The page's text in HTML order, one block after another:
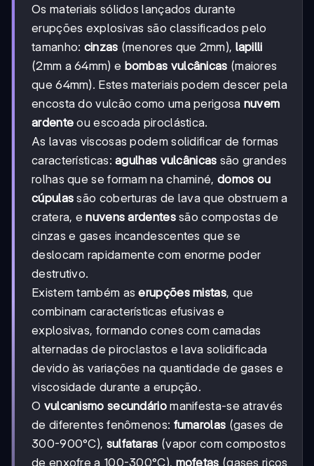
Os materiais sólidos lançados durante
erupções explosivas são classificados pelo
tamanho: cinzas (menores que 2mm), lapilli
(2mm a 64mm) e bombas vulcânicas (maiores
que 64mm). Estes materiais podem descer pela
encosta do vulcão como uma perigosa nuvem
ardente ou escoada piroclástica.
As lavas viscosas podem solidificar de formas
características:agulhas vulcânicas são grandes
rolhas que se formam na chaminé, domos ou
cúpulas são coberturas de lava que obstruem a
cratera, enuvens ardentessão compostas de
cinzas e gases incandescentes que se
deslocam rapidamente com enorme poder
destrutivo.
Existem também aserupções mistas, que
combinam características efusivas e
explosivas, formando cones com camadas
alternadas de piroclastos e lava solidificada
devido às variações na quantidade de gases e
viscosidade durante a erupção.
O vulcanismo secundáriomanifesta-se através
de diferentes fenômenos: fumarolas (gases de
300-900°C), sulfataras (vapor com compostos
de enxofre a 100-300°C), mofetas (gases ricos